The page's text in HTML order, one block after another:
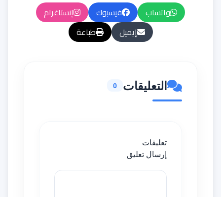
واتساب فيسبوك
إنستاغرام
إيميل
طباعة
التعليقات 0
تعليقات
إرسال تعليق